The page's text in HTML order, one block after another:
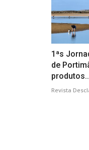
1ªs
de
Revista